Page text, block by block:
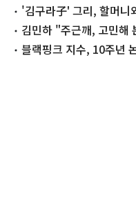
생각 없냐?"
'김구라子' 그리, 할머니
김민하 "주근깨, 고민
블랙핑크 지수, 10주년